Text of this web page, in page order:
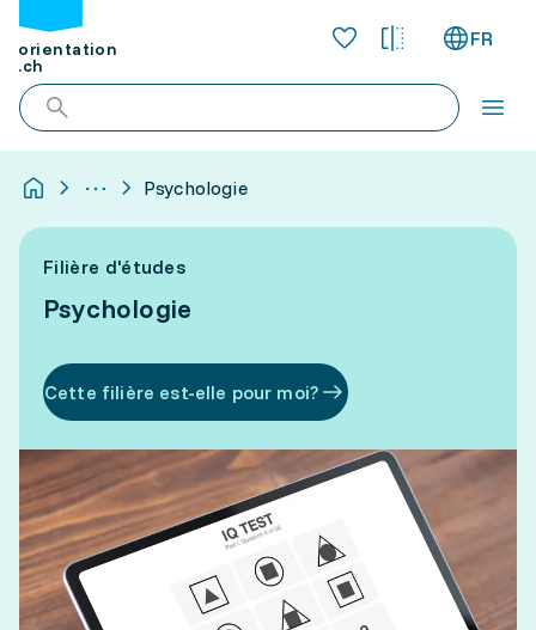
orientation
.ch
FR
Psychologie
Filière d'études
Psychologie
Cette filière est-elle pour moi?